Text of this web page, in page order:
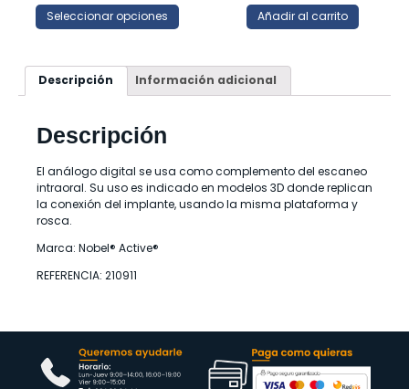
Seleccionar opciones Añadir al carrito
Descripción Información adicional
Descripción
El análogo digital se usa como complemento del escaneo
intraoral. Su uso es indicado en modelos 3D donde replican
la conexión del implante, usando la misma plataforma y
rosca.
Marca: Nobel® Active®
REFERENCIA: 210911